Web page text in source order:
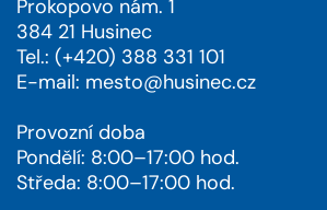
Prokopovo nám. 1
384 21 Husinec
Tel.: (+420) 388 331 101
E-mail: mesto@husinec.cz
Provozní doba
Pondělí: 8:00–17:00 hod.
Středa: 8:00–17:00 hod.